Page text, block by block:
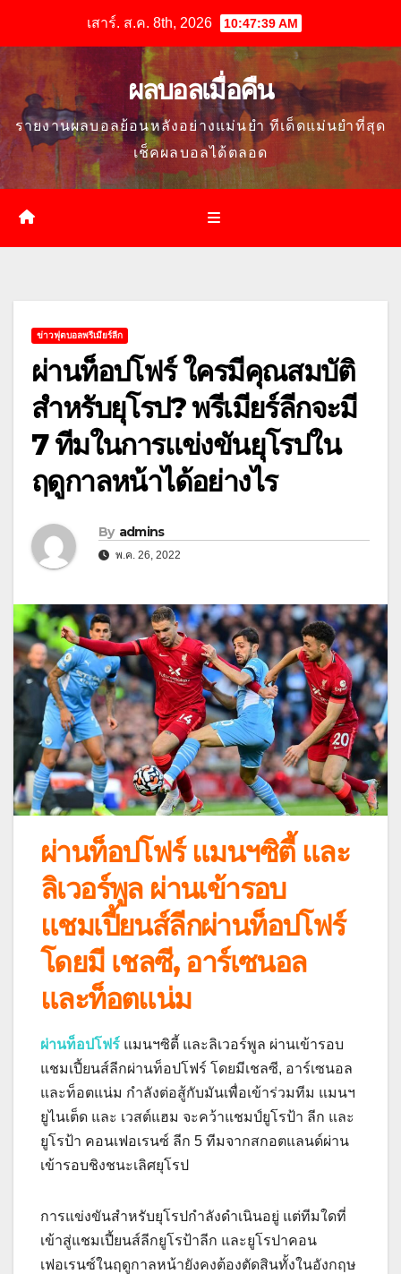
content
เสาร์. ส.ค. 8th, 2026 10:47:40 AM
ผลบอลเมื่อคืน
รายงานผลบอลย้อนหลังอย่างแม่นยำ ทีเด็ดแม่นยำที่สุด
เช็คผลบอลได้ตลอด
ข่าวฟุตบอลพรีเมียร์ลีก
ผ่านท็อปโฟร์ ใครมีคุณสมบัติ
สําหรับยุโรป? พรีเมียร์ลีกจะมี
7 ทีมในการแข่งขันยุโรปใน
ฤดูกาลหน้าได้อย่างไร
By admins
พ.ค. 26, 2022
ผ่านท็อปโฟร์ แมนฯซิตี้ และ
ลิเวอร์พูล ผ่านเข้ารอบ
แชมเปี้ยนส์ลีกผ่านท็อปโฟร์
โดยมี เชลซี, อาร์เซนอล
และท็อตแน่ม
ผ่านท็อปโฟร์ แมนฯซิตี้ และลิเวอร์พูล ผ่านเข้ารอบ
แชมเปี้ยนส์ลีกผ่านท็อปโฟร์ โดยมีเชลซี, อาร์เซนอล
และท็อตแน่ม กําลังต่อสู้กับมันเพื่อเข้าร่วมทีม แมนฯ
ยูไนเต็ด และ เวสต์แฮม จะคว้าแชมป์ยูโรป้า ลีก และ
ยูโรป้า คอนเฟอเรนซ์ ลีก 5 ทีมจากสกอตแลนด์ผ่าน
เข้ารอบชิงชนะเลิศยุโรป
การแข่งขันสําหรับยุโรปกําลังดําเนินอยู่ แต่ทีมใดที่
เข้าสู่แชมเปี้ยนส์ลีกยูโรป้าลีก และยูโรปาคอน
เฟอเรนซ์ในฤดูกาลหน้ายังคงต้องตัดสินทั้งในอังกฤษ